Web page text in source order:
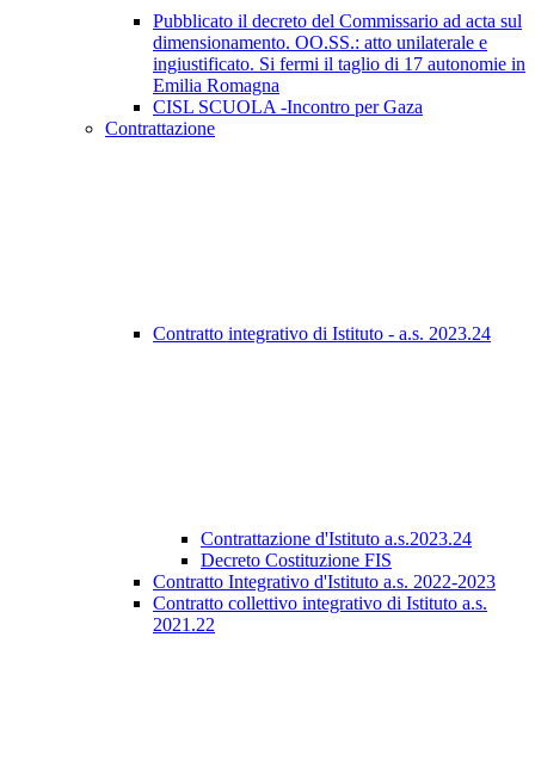
Pubblicato il decreto del Commissario ad acta sul
dimensionamento. OO.SS.: atto unilaterale e
ingiustificato. Si fermi il taglio di 17 autonomie in
Emilia Romagna
CISL SCUOLA -Incontro per Gaza
Contrattazione
Contratto integrativo di Istituto - a.s. 2023.24
Contrattazione d'Istituto a.s.2023.24
Decreto Costituzione FIS
Contratto Integrativo d'Istituto a.s. 2022-2023
Contratto collettivo integrativo di Istituto a.s.
2021.22